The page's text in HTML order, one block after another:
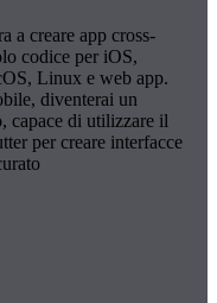
a creare app cross-
codice per iOS,
Linux e web app.
diventerai un
capace di utilizzare il
per creare interfacce